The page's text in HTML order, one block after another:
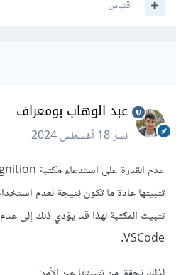
اقتباس
عبد الوهاب بومعراف
نشر18 أغسطس 2024
تثبيتها عادة ما تكون نتيجة لعدم
تثبيت المكتبة لهذا قد يؤدي ذلك إلى
VSCode.